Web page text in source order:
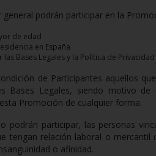
general podrán participar en la
de edad
en España
las Bases Legales y la Política de Privacidad
de Participantes aquellos
Bases Legales, siendo motivo
Promoción de cualquier forma.
podrán participar, las personas
tengan relación laboral o
o afinidad.